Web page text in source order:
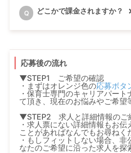
Q どこかで課金されますか？
応募後の流れ
▼STEP1 ご希望の確認
・まずはオレンジ色の応募ボタ
・保育士専門のキャリアパー
て頂き、現在のお悩みやご希望
▼STEP2 求人と詳細情報のご
・求人票にない詳細情報もお
ことがあればなんでもお尋ねく
・もしフィットしない場合、
なたのご希望に沿った求人を探